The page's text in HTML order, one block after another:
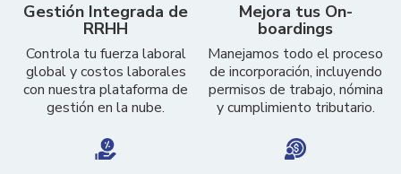
Gestión Integrada de
RRHH
Controla tu fuerza laboral
global y costos laborales
con nuestra plataforma de
gestión en la nube.
Mejora tus On-
boardings
Manejamos todo el proceso
de incorporación, incluyendo
permisos de trabajo, nómina
y cumplimiento tributario.